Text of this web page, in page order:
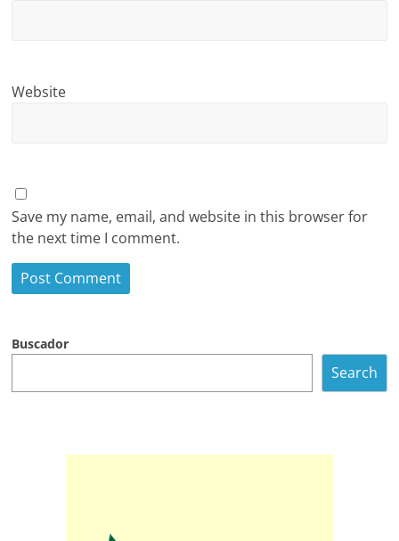
Website
Save my name, email, and website in this browser for
the next time I comment.
Buscador
Search